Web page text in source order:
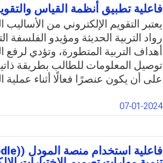
فاعلية تطبيق أنظمة القياس
يعتبر التقويم الإلكتروني من الأساليب
رواد التربية الحديثة ومؤيدو الفلسفة
أهداف التربية المتطورة، وتؤدي
توصيل المعلومات للطالب بطريقة
على أن يكون عنصرًا فعالًا أثناء عملية
التكنولوجيا التعليمية الحديثة، وعليه
مُستقبلًا سلبيًا للمعلومات فقط بل
بمختلف الطرق؛ وهنالك الكثير من
حاولت قياس أثر التقويم الإلكتروني في
07-01-2024